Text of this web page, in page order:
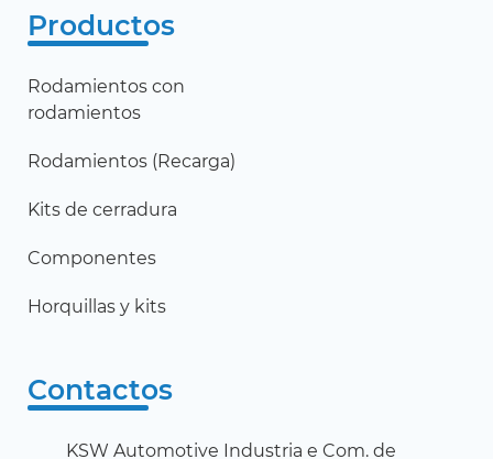
Productos
Rodamientos con
rodamientos
Rodamientos (Recarga)
Kits de cerradura
Componentes
Horquillas y kits
Contactos
KSW Automotive Industria e Com. de